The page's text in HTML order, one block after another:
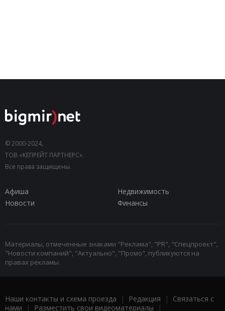
© 2000-2024,
ТОВ «КЕПРЕЙТ ПАРТНЕРС».
Все права защищены.
Афиша
Недвижимость
Новости
Финансы
Материалы, отмеченные знаками "Реклама", "PR", "Спецпроект",
"Новости компаний", "Актуально", "Промо", публикуются на
правах рекламы.
Наши контакты и схема проезда | Редакция | Связаться с
нами | Разместить свои видеоматериалы |